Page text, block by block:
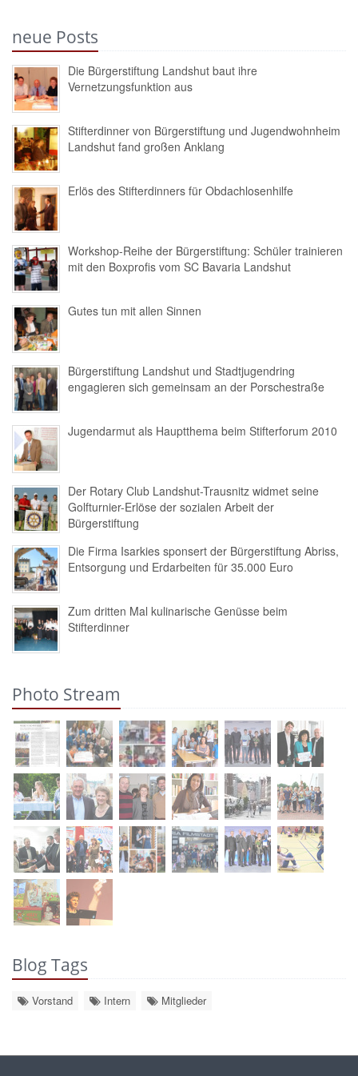
neue Posts
Die Bürgerstiftung Landshut baut ihre
Vernetzungsfunktion aus
Stifterdinner von Bürgerstiftung und Jugendwohnheim
Landshut fand großen Anklang
Erlös des Stifterdinners für Obdachlosenhilfe
Workshop-Reihe der Bürgerstiftung: Schüler trainieren
mit den Boxprofis vom SC Bavaria Landshut
Gutes tun mit allen Sinnen
Bürgerstiftung Landshut und Stadtjugendring
engagieren sich gemeinsam an der Porschestraße
Jugendarmut als Hauptthema beim Stifterforum 2010
Der Rotary Club Landshut-Trausnitz widmet seine
Golfturnier-Erlöse der sozialen Arbeit der
Bürgerstiftung
Die Firma Isarkies sponsert der Bürgerstiftung Abriss,
Entsorgung und Erdarbeiten für 35.000 Euro
Zum dritten Mal kulinarische Genüsse beim
Stifterdinner
Photo Stream
Blog Tags
Vorstand Intern Mitglieder